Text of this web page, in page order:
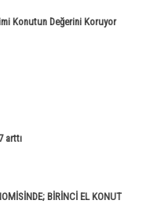
Konutun Değerini Koruyor
arttı
BİRİNCİ EL KONUT